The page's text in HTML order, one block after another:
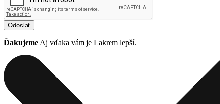
Odoslať
Ďakujeme Aj vďaka vám je Lakrem lepší.